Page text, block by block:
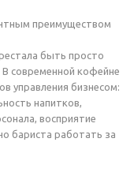
преимуществом
быть просто
В современной кофейне
управления бизнесом:
напитков,
восприятие
бариста работать за